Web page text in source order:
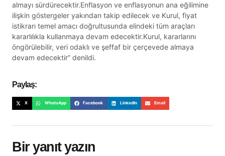
almayı sürdürecektir.Enflasyon ve enflasyonun ana eğilimine
ilişkin göstergeler yakından takip edilecek ve Kurul, fiyat
istikrarı temel amacı doğrultusunda elindeki tüm araçları
kararlılıkla kullanmaya devam edecektir.Kurul, kararlarını
öngörülebilir, veri odaklı ve şeffaf bir çerçevede almaya
devam edecektir” denildi.
Paylaş:
X WhatsApp Facebook LinkedIn Email
Bir yanıt yazın